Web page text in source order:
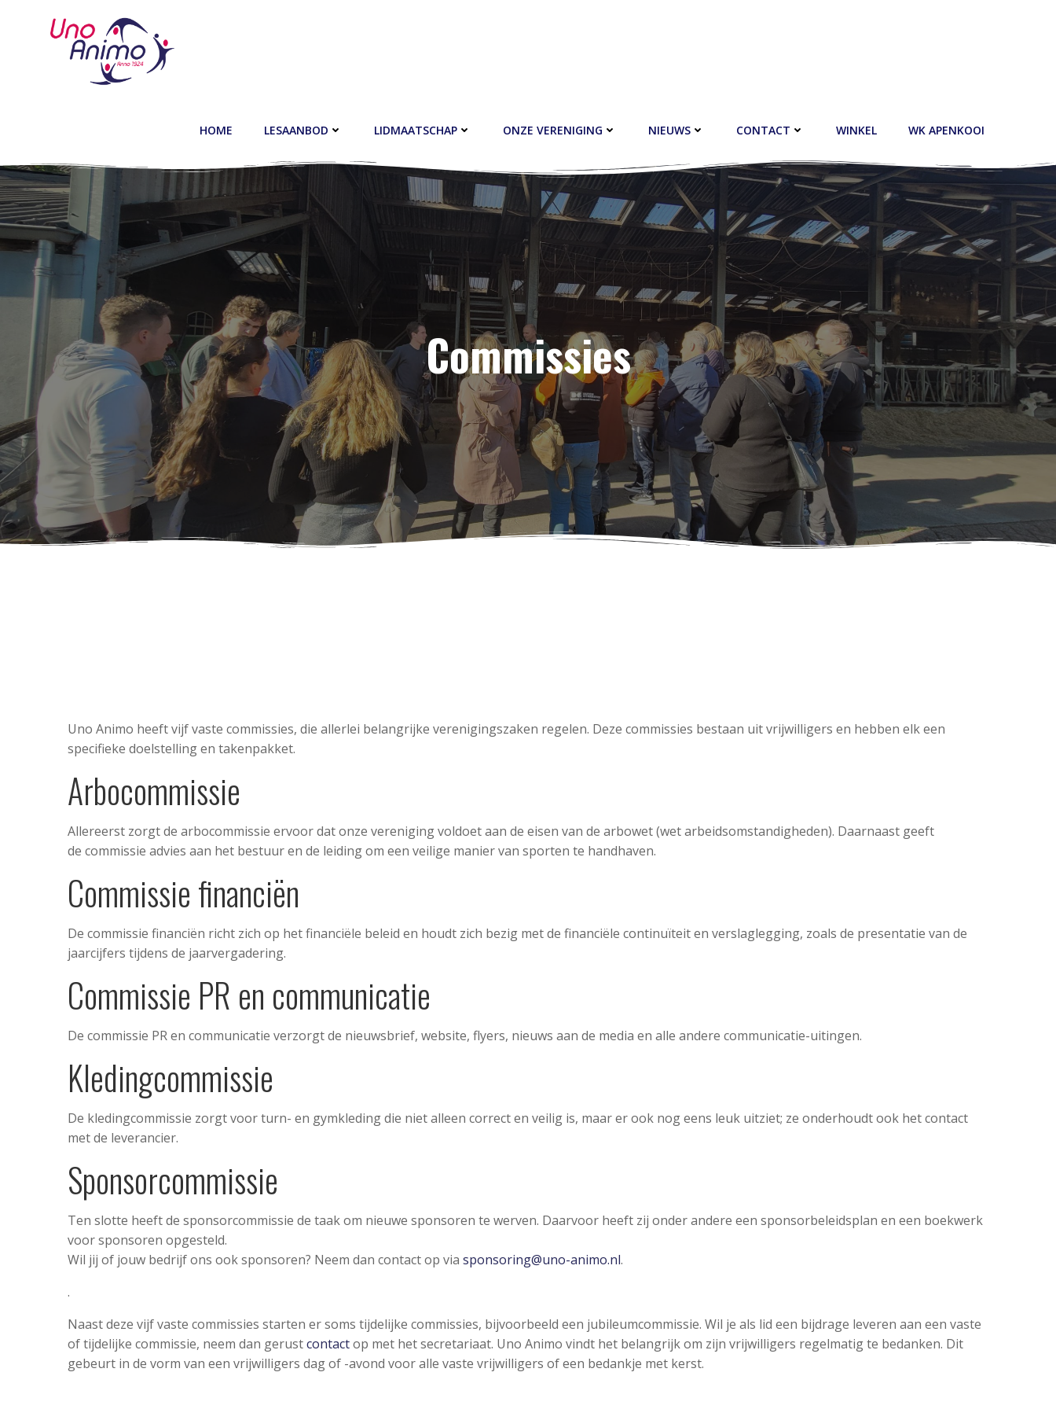
HOME LESAANBOD LIDMAATSCHAP ONZE VERENIGING NIEUWS CONTACT WINKEL WK APENKOOI
Commissies
Uno Animo heeft vijf vaste commissies, die allerlei belangrijke verenigingszaken regelen. Deze commissies bestaan uit vrijwilligers en hebben elk een
specifieke doelstelling en takenpakket.
Arbocommissie
Allereerst zorgt de arbocommissie ervoor dat onze vereniging voldoet aan de eisen van de arbowet (wet arbeidsomstandigheden). Daarnaast geeft
de commissie advies aan het bestuur en de leiding om een veilige manier van sporten te handhaven.
Commissie financiën
De commissie financiën richt zich op het financiële beleid en houdt zich bezig met de financiële continuïteit en verslaglegging, zoals de presentatie van de
jaarcijfers tijdens de jaarvergadering.
Commissie PR en communicatie
De commissie PR en communicatie verzorgt de nieuwsbrief, website, flyers, nieuws aan de media en alle andere communicatie-uitingen.
Kledingcommissie
De kledingcommissie zorgt voor turn- en gymkleding die niet alleen correct en veilig is, maar er ook nog eens leuk uitziet; ze onderhoudt ook het contact
met de leverancier.
Sponsorcommissie
Ten slotte heeft de sponsorcommissie de taak om nieuwe sponsoren te werven. Daarvoor heeft zij onder andere een sponsorbeleidsplan en een boekwerk
voor sponsoren opgesteld.
Wil jij of jouw bedrijf ons ook sponsoren? Neem dan contact op via sponsoring@uno-animo.nl.
.
Naast deze vijf vaste commissies starten er soms tijdelijke commissies, bijvoorbeeld een jubileumcommissie. Wil je als lid een bijdrage leveren aan een vaste
of tijdelijke commissie, neem dan gerustcontactop met het secretariaat. Uno Animo vindt het belangrijk om zijn vrijwilligers regelmatig te bedanken. Dit
gebeurt in de vorm van een vrijwilligers dag of -avond voor alle vaste vrijwilligers of een bedankje met kerst.